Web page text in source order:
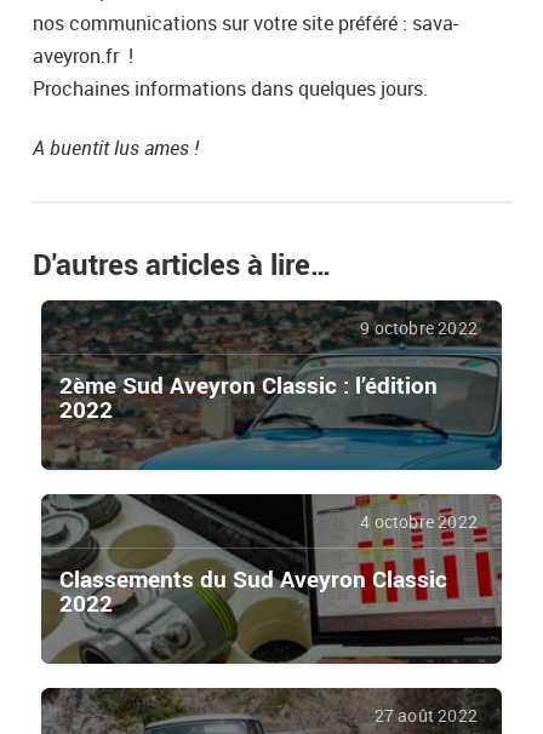
nos communications sur votre site préféré : sava-
aveyron.fr !
Prochaines informations dans quelques jours.
A buentit lus ames !
D'autres articles à lire…
9 octobre 2022
2ème Sud Aveyron Classic : l’édition
2022
4 octobre 2022
Classements du Sud Aveyron Classic
2022
27 août 2022